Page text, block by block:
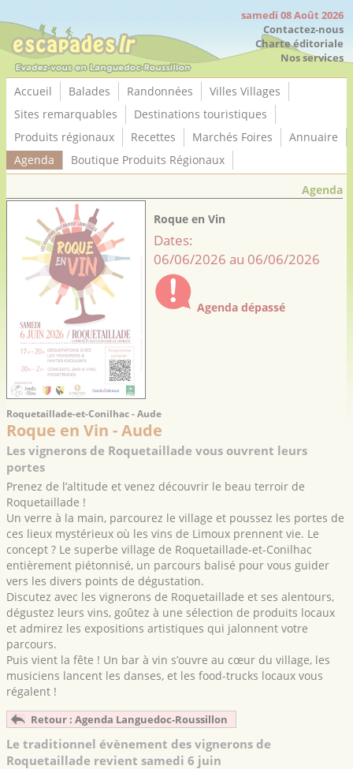
samedi 08 Août 2026
Contactez-nous
Charte éditoriale
Nos services
Accueil Balades Randonnées
Villes Villages
Sites remarquables
Destinations touristiques
Produits régionaux
Recettes Marchés Foires
Annuaire
Agenda
Boutique Produits Régionaux
Agenda
Roque en Vin
Dates:
06/06/2026 au 06/06/2026
Agenda dépassé
Roquetaillade-et-Conilhac - Aude
Roque en Vin - Aude
Les vignerons de Roquetaillade vous ouvrent leurs
portes
Prenez de l’altitude et venez découvrir le beau terroir de
Roquetaillade !
Un verre à la main, parcourez le village et poussez les portes de
ces lieux mystérieux où les vins de Limoux prennent vie. Le
concept ? Le superbe village de Roquetaillade-et-Conilhac
entièrement piétonnisé, un parcours balisé pour vous guider
vers les divers points de dégustation.
Discutez avec les vignerons de Roquetaillade et ses alentours,
dégustez leurs vins, goûtez à une sélection de produits locaux
et admirez les expositions artistiques qui jalonnent votre
parcours.
Puis vient la fête ! Un bar à vin s’ouvre au cœur du village, les
musiciens lancent les danses, et les food-trucks locaux vous
régalent !
Retour : Agenda Languedoc-Roussillon
Le traditionnel évènement des vignerons de
Roquetaillade revient samedi 6 juin